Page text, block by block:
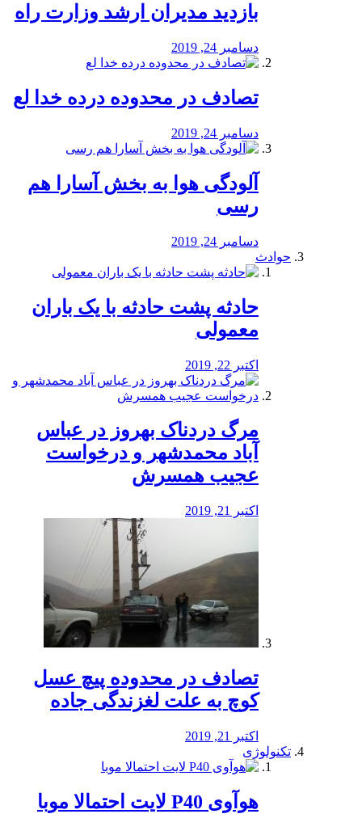
بازدید مدیران ارشد وزارت راه
دسامبر 24, 2019
تصادف در محدوده درده خدا لع
دسامبر 24, 2019
آلودگی هوا به بخش آسارا هم
رسی
دسامبر 24, 2019
حوادث
️حادثه پشت حادثه با یک باران
معمولی
اکتبر 22, 2019
مرگ دردناک بهروز در عباس
آباد محمدشهر و درخواست
عجیب همسرش
اکتبر 21, 2019
تصادف در محدوده پیچ عسل
کوچ به علت لغزندگی جاده
اکتبر 21, 2019
تکنولوژی
هوآوی P40 لایت احتمالا موبا